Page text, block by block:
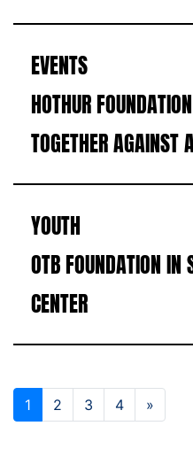
EVENTS
HOTHUR
TOGETHER AGAINST
YOUTH
OTB FOUNDATION IN
CENTER
1 2 3 4 »